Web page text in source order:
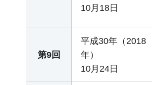
10月18日
第9回
平成30年（2018
年）
10月24日